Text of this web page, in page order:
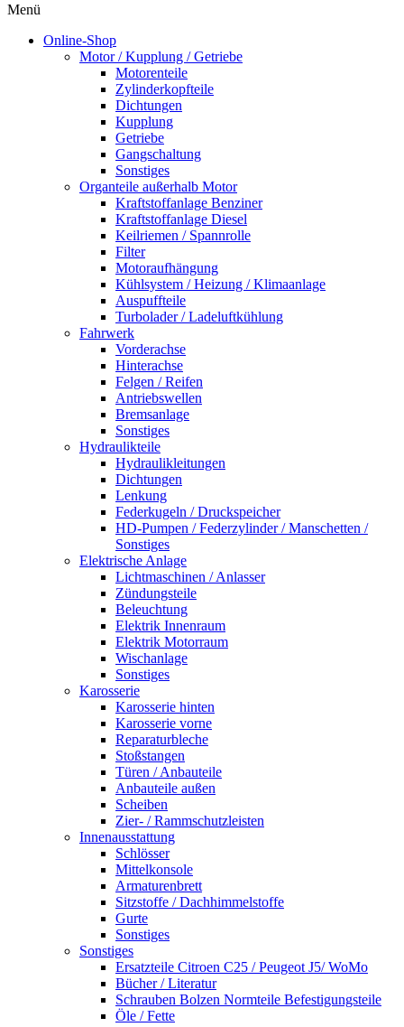
Menü
Online-Shop
Motor / Kupplung / Getriebe
Motorenteile
Zylinderkopfteile
Dichtungen
Kupplung
Getriebe
Gangschaltung
Sonstiges
Organteile außerhalb Motor
Kraftstoffanlage Benziner
Kraftstoffanlage Diesel
Keilriemen / Spannrolle
Filter
Motoraufhängung
Kühlsystem / Heizung / Klimaanlage
Auspuffteile
Turbolader / Ladeluftkühlung
Fahrwerk
Vorderachse
Hinterachse
Felgen / Reifen
Antriebswellen
Bremsanlage
Sonstiges
Hydraulikteile
Hydraulikleitungen
Dichtungen
Lenkung
Federkugeln / Druckspeicher
HD-Pumpen / Federzylinder / Manschetten /
Sonstiges
Elektrische Anlage
Lichtmaschinen / Anlasser
Zündungsteile
Beleuchtung
Elektrik Innenraum
Elektrik Motorraum
Wischanlage
Sonstiges
Karosserie
Karosserie hinten
Karosserie vorne
Reparaturbleche
Stoßstangen
Türen / Anbauteile
Anbauteile außen
Scheiben
Zier- / Rammschutzleisten
Innenausstattung
Schlösser
Mittelkonsole
Armaturenbrett
Sitzstoffe / Dachhimmelstoffe
Gurte
Sonstiges
Sonstiges
Ersatzteile Citroen C25 / Peugeot J5/ WoMo
Bücher / Literatur
Schrauben Bolzen Normteile Befestigungsteile
Öle / Fette